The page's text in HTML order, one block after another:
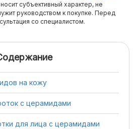
субъективный характер, не
руководством к покупке. Перед
со специалистом.
на кожу
с церамидами
для лица с церамидами